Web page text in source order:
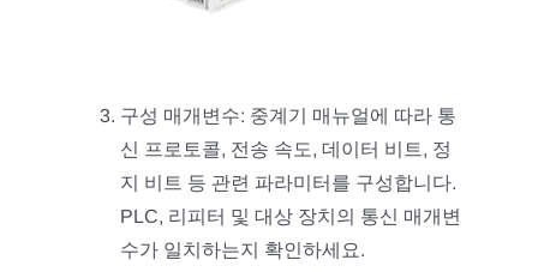
구성 매개변수: 중계기 매뉴얼에 따라 통
신 프로토콜, 전송 속도, 데이터 비트, 정
지 비트 등 관련 파라미터를 구성합니다.
PLC, 리피터 및 대상 장치의 통신 매개변
수가 일치하는지 확인하세요.